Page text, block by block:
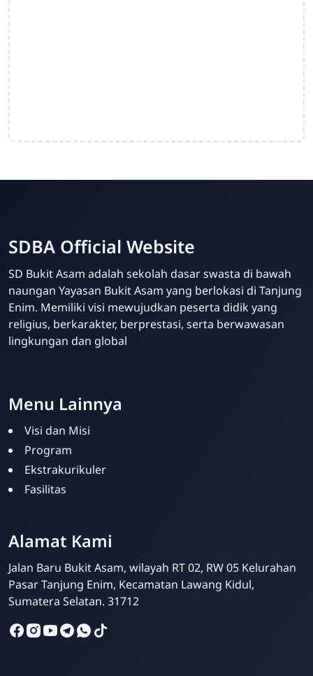
SDBA Official Website
SD Bukit Asam adalah sekolah dasar swasta di bawah
naungan Yayasan Bukit Asam yang berlokasi di Tanjung
Enim. Memiliki visi mewujudkan peserta didik yang
religius, berkarakter, berprestasi, serta berwawasan
lingkungan dan global
Menu Lainnya
Visi dan Misi
Program
Ekstrakurikuler
Fasilitas
Alamat Kami
Jalan Baru Bukit Asam, wilayah RT 02, RW 05 Kelurahan
Pasar Tanjung Enim, Kecamatan Lawang Kidul,
Sumatera Selatan. 31712